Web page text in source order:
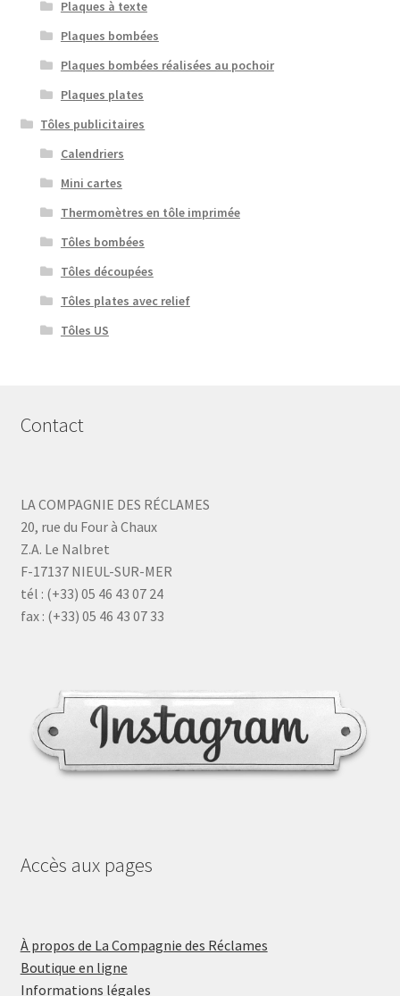
Plaques à texte
Plaques bombées
Plaques bombées réalisées au pochoir
Plaques plates
Tôles publicitaires
Calendriers
Mini cartes
Thermomètres en tôle imprimée
Tôles bombées
Tôles découpées
Tôles plates avec relief
Tôles US
Contact
LA COMPAGNIE DES RÉCLAMES
20, rue du Four à Chaux
Z.A. Le Nalbret
F-17137 NIEUL-SUR-MER
tél : (+33) 05 46 43 07 24
fax : (+33) 05 46 43 07 33
Accès aux pages
À propos de La Compagnie des Réclames
Boutique en ligne
Informations légales